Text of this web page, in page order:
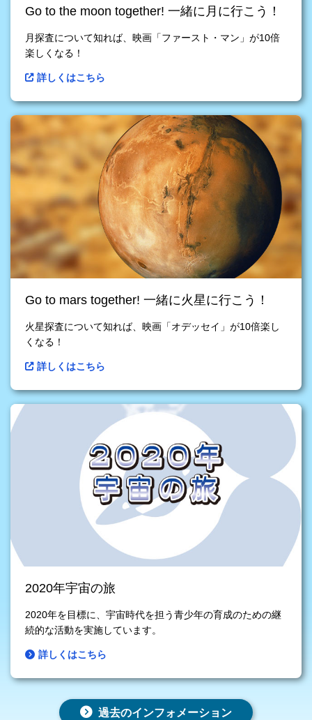
Go to the moon together! 一緒に月に行こう！
月探査について知れば、映画「ファースト・マン」が10倍
楽しくなる！
詳しくはこちら
Go to mars together! 一緒に火星に行こう！
火星探査について知れば、映画「オデッセイ」が10倍楽し
くなる！
詳しくはこちら
2020年宇宙の旅
2020年を目標に、宇宙時代を担う青少年の育成のための継
続的な活動を実施しています。
詳しくはこちら
過去のインフォメーション